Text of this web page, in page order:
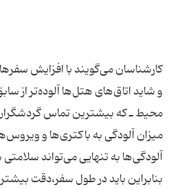
كارشناسان می‌گویند با افزایش
و شاید اتاق‌های هتل‌ها آلوده‌تر از
محیط ـ كه بیشترین تماس
میزان آلودگی به باكتری‌ها و
آلودگی‌ها به تنهایی می‌تواند سلامتی
بنابراین باید در طول سفر،‌دقت